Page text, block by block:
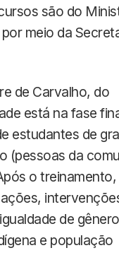
são do
meio da
de Carvalho, do
está na fase
estudantes de
(pessoas da
o
de
e população